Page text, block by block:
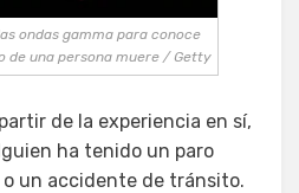
ondas gamma para conoce
de una persona muere / Getty
de la experiencia en sí,
ha tenido un paro
un accidente de tránsito.